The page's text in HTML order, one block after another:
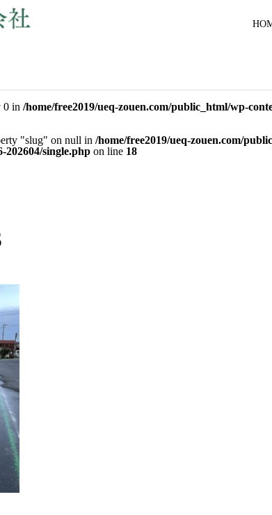
0 in /home/free2019/ueq-zouen.com/public_html/wp-
"slug" on null in /home/free2019/ueq-zouen.com/
202604/single.php on line 18